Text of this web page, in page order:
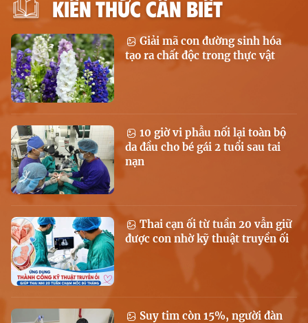
KIẾN THỨC CẦN BIẾT
Giải mã con đường sinh hóa
tạo ra chất độc trong thực vật
10 giờ vi phẫu nối lại toàn bộ
da đầu cho bé gái 2 tuổi sau tai
nạn
Thai cạn ối từ tuần 20 vẫn giữ
được con nhờ kỹ thuật truyền ối
Suy tim còn 15%, người đàn